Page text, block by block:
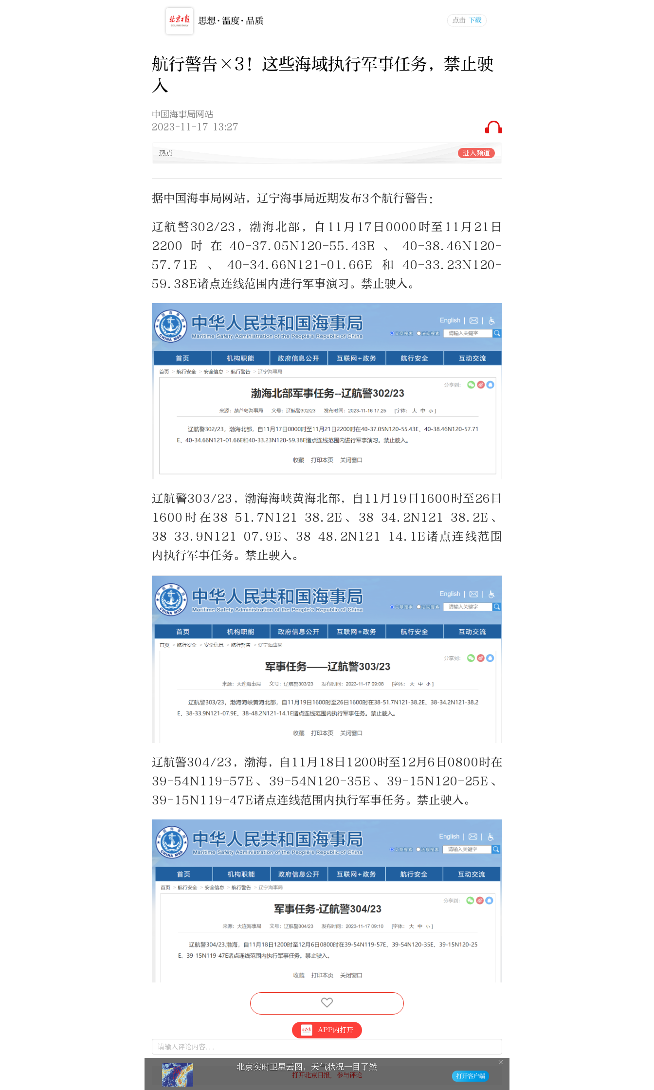
航行警告×3！这些海域执行军事任务，禁止驶
入
中国海事局网站
2023-11-17 13:27
热点 进入频道
据中国海事局网站，辽宁海事局近期发布3个航行警告：
辽航警302/23，渤海北部，自11月17日0000时至11月21日
2200时在40-37.05N120-55.43E、40-38.46N120-
57.71E、40-34.66N121-01.66E和40-33.23N120-
59.38E诸点连线范围内进行军事演习。禁止驶入。
辽航警303/23，渤海海峡黄海北部，自11月19日1600时至26日
1600时在38-51.7N121-38.2E、38-34.2N121-38.2E、
38-33.9N121-07.9E、38-48.2N121-14.1E诸点连线范围
内执行军事任务。禁止驶入。
辽航警304/23，渤海，自11月18日1200时至12月6日0800时在
39-54N119-57E、39-54N120-35E、39-15N120-25E、
39-15N119-47E诸点连线范围内执行军事任务。禁止驶入。
APP内打开
北京实时卫星云图，天气状况一目了然